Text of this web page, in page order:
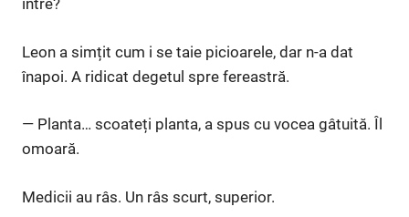
intre?
Leon a simțit cum i se taie picioarele, dar n-a dat
înapoi. A ridicat degetul spre fereastră.
— Planta… scoateți planta, a spus cu vocea gâtuită. Îl
omoară.
Medicii au râs. Un râs scurt, superior.